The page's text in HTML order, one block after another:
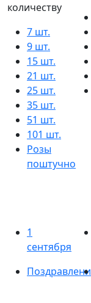
количеству
7 шт.
9 шт.
15 шт.
21 шт.
25 шт.
35 шт.
51 шт.
101 шт.
Розы
поштучно
1
сентября